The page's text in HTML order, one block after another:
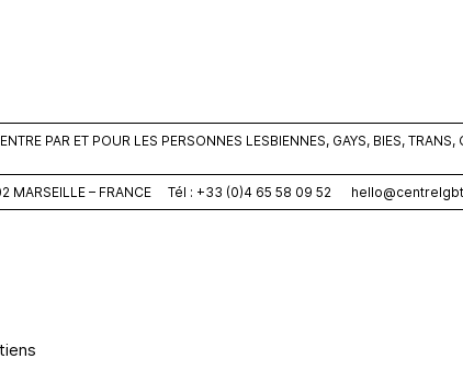
PAR ET POUR LES PERSONNES LESBIENNES, GAYS, BIES,
MARSEILLE – FRANCE Tél : +33 (0)4 65 58 09 52